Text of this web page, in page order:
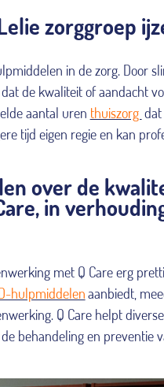
zorggroep
in de zorg. Door
de kwaliteit of aandacht
aantal uren thuiszorg
tijd eigen regie en kan
over de
in
met Q Care erg
hulpmiddelenaanbiedt,
Q Care helpt
behandeling en preventie